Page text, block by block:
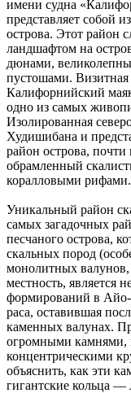
имени судна
представляет собой
острова. Этот район
ландшафтом на
дюнами,
пустошами.
Калифорнийский
одно из самых
Изолированная
Худишибана и
район острова,
обрамленный
коралловыми рифами.
Уникальный район
самых загадочных
песчаного острова,
скальных пород
монолитных валунов,
местность, является
формирований в Айо-
раса, оставившая
каменных валунах.
огромными камнями,
концентрическими
объяснить, как эти
гигантские кольца